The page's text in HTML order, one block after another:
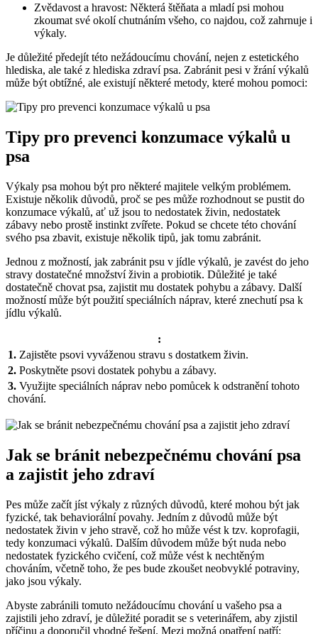
Zvědavost a hravost: Některá štěňata a mladí psi mohou
zkoumat své okolí chutnáním všeho, co najdou, což zahrnuje i
výkaly.
Je důležité předejít této nežádoucímu chování, nejen z estetického
hlediska, ale také z hlediska zdraví psa. Zabránit pesi v žrání výkalů
může být obtížné, ale existují některé metody, které mohou pomoci:
Tipy pro prevenci konzumace výkalů u
psa
Výkaly psa mohou být pro některé majitele velkým problémem.
Existuje několik důvodů, proč se pes může rozhodnout se pustit do
konzumace výkalů, ať už jsou to nedostatek živin, nedostatek
zábavy nebo prostě instinkt zvířete. Pokud se chcete této chování
svého psa zbavit, existuje několik tipů, jak tomu zabránit.
Jednou z možností, jak zabránit psu v jídle výkalů, je zavést do jeho
stravy dostatečné množství živin a probiotik. Důležité je také
dostatečně chovat psa, zajistit mu dostatek pohybu a zábavy. Další
možností může být použití speciálních náprav, které znechutí psa k
jídlu výkalů.
:
1. Zajistěte psovi vyváženou stravu s dostatkem živin.
2. Poskytněte psovi dostatek pohybu a zábavy.
3. Využijte speciálních náprav nebo pomůcek k odstranění tohoto
chování.
Jak se bránit nebezpečnému chování psa
a zajistit jeho zdraví
Pes může začít jíst výkaly z různých důvodů, které mohou být jak
fyzické, tak behaviorální povahy. Jedním z důvodů může být
nedostatek živin v jeho stravě, což ho může vést k tzv. koprofagii,
tedy konzumaci výkalů. Dalším důvodem může být nuda nebo
nedostatek fyzického cvičení, což může vést k nechtěným
chováním, včetně toho, že pes bude zkoušet neobvyklé potraviny,
jako jsou výkaly.
Abyste zabránili tomuto nežádoucímu chování u vašeho psa a
zajistili jeho zdraví, je důležité poradit se s veterinářem, aby zjistil
příčinu a doporučil vhodné řešení. Mezi možná opatření patří: